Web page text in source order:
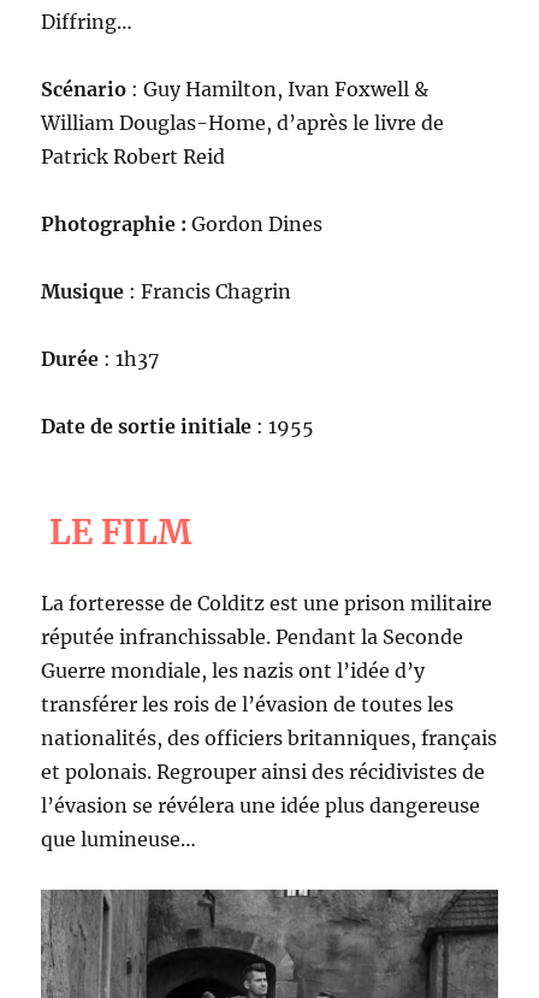
Diffring…
Scénario : Guy Hamilton, Ivan Foxwell &
William Douglas-Home, d’après le livre de
Patrick Robert Reid
Photographie : Gordon Dines
Musique : Francis Chagrin
Durée : 1h37
Date de sortie initiale : 1955
LE FILM
La forteresse de Colditz est une prison militaire
réputée infranchissable. Pendant la Seconde
Guerre mondiale, les nazis ont l’idée d’y
transférer les rois de l’évasion de toutes les
nationalités, des officiers britanniques, français
et polonais. Regrouper ainsi des récidivistes de
l’évasion se révélera une idée plus dangereuse
que lumineuse…